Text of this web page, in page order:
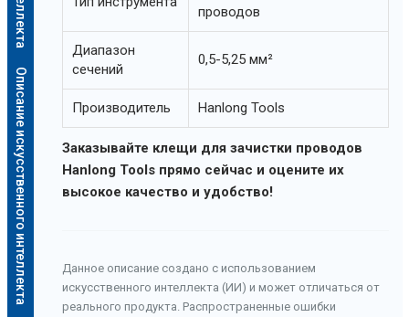
Описание искусственного интеллекта
проводов
Диапазон
сечений
0,5-5,25 мм²
Производитель Hanlong Tools
Заказывайте клещи для зачистки проводов
Hanlong Tools прямо сейчас и оцените их
высокое качество и удобство!
Данное описание создано с использованием
искусственного интеллекта (ИИ) и может отличаться от
реального продукта. Распространенные ошибки